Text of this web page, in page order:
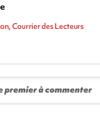
Courrier des Lecteurs